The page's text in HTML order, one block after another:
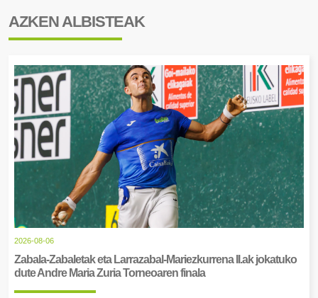
AZKEN ALBISTEAK
2026-08-06
Zabala-Zabaletak eta Larrazabal-Mariezkurrena II.ak jokatuko
dute Andre Maria Zuria Torneoaren finala